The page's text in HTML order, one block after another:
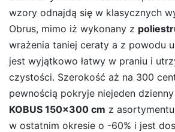
wzory odnajdą się w klasycznych
Obrus, mimo iż wykonany z
wrażenia taniej ceraty a z powodu
jest wyjątkowo łatwy w praniu i
czystości. Szerokość aż na 300
pewnością pokryje niejeden dzienny
KOBUS 150×300 cm z
w ostatnim okresie o -60% i jest